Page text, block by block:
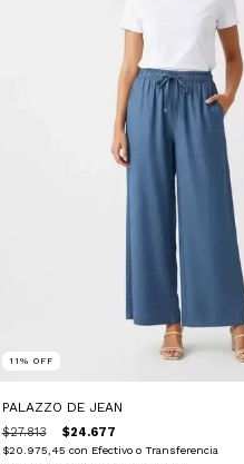
11 % OFF
PALAZZO DE JEAN
$27.813 $24.677
$20.975,45 con Efectivo o Transferencia